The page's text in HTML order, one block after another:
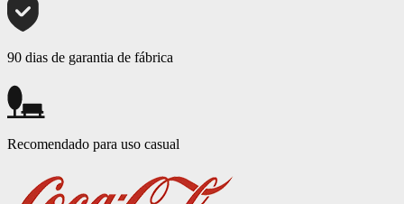
90 dias de garantia de fábrica
Recomendado para uso casual